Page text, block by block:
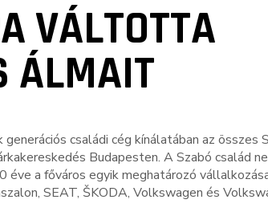
VÁLTOTTA
ÁLMAIT
családi cég kínálatában az összes
Budapesten. A Szabó család
a főváros egyik meghatározó
SEAT, ŠKODA, Volkswagen és